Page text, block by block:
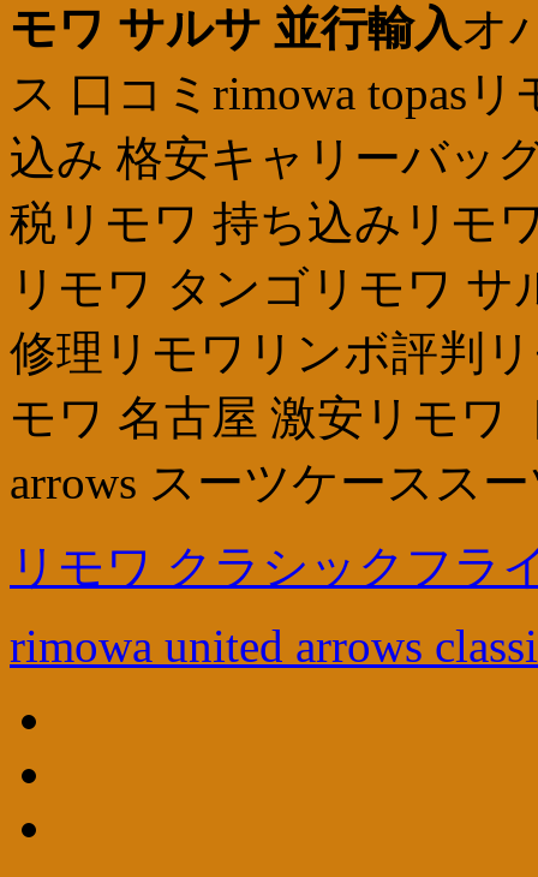
モワ サルサ 並行輸入オ
ス 口コミrimowa topas
込み 格安キャリーバッ
税リモワ 持ち込みリモ
リモワ タンゴリモワ
修理リモワリンボ評判
モワ 名古屋 激安リモワ
arrows スーツケースス
リモワ クラシックフラ
rimowa united arrows